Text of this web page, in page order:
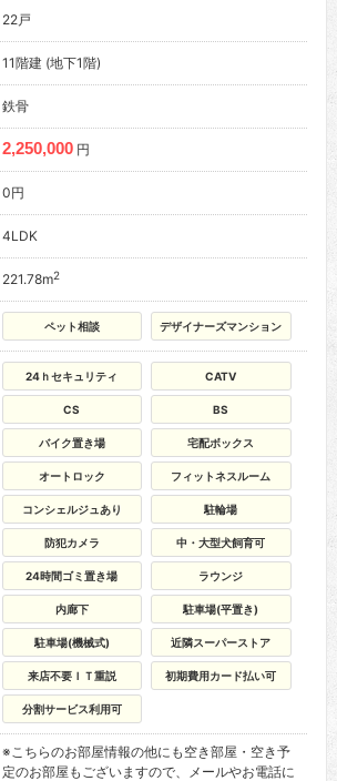
22戸
11階建 (地下1階)
鉄骨
2,250,000 円
0円
4LDK
221.78m2
ペット相談 デザイナーズマンション
24ｈセキュリティ CATV
CS BS
バイク置き場 宅配ボックス
オートロック フィットネスルーム
コンシェルジュあり 駐輪場
防犯カメラ 中・大型犬飼育可
24時間ゴミ置き場 ラウンジ
内廊下 駐車場(平置き)
駐車場(機械式) 近隣スーパーストア
来店不要ＩＴ重説 初期費用カード払い可
分割サービス利用可
※こちらのお部屋情報の他にも空き部屋・空き予
定のお部屋もございますので、メールやお電話に